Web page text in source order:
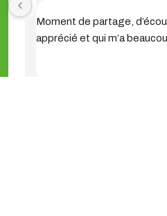
C'est une bonne
Profitez bien de moment